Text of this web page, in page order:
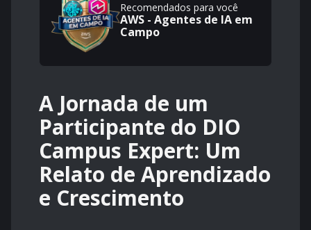
Recomendados para você
AWS - Agentes de IA em
Campo
A Jornada de um
Participante do DIO
Campus Expert: Um
Relato de Aprendizado
e Crescimento